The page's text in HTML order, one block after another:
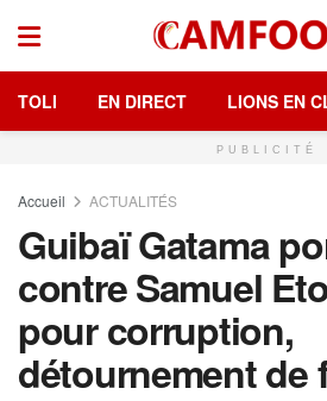
TOLI EN DIRECT LIONS EN
PUBLICITÉ
Accueil ACTUALITÉS
Guibaï Gatama
contre Samuel
pour corruption,
détournement